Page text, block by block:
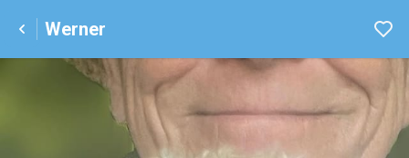
Werner